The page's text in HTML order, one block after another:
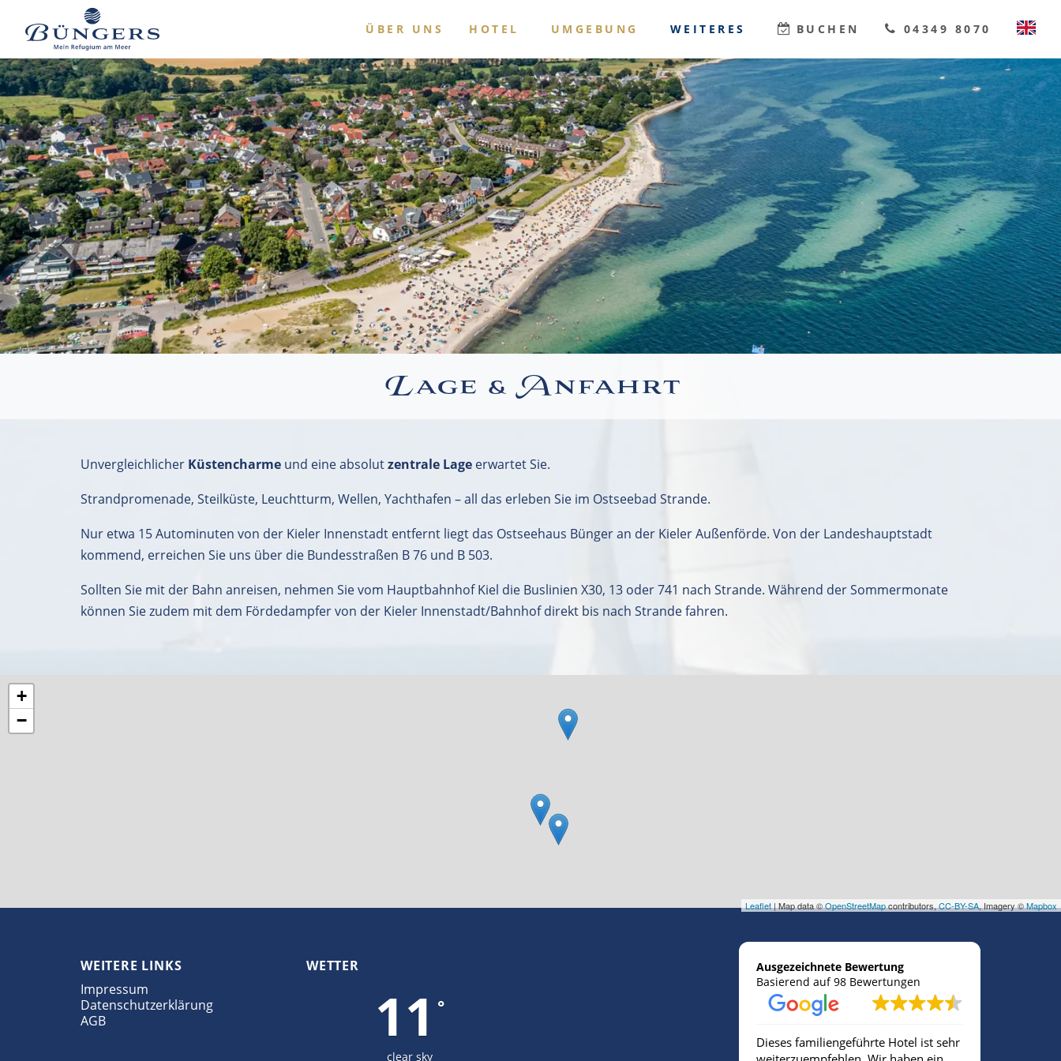
ÜBER UNS HOTEL UMGEBUNG WEITERES BUCHEN 04349 8070
DEUTSCH ENGLISH
Lage & Anfahrt
Unvergleichlicher Küstencharme und eine absolutzentrale Lage erwartet Sie.
Strandpromenade, Steilküste, Leuchtturm, Wellen, Yachthafen – all das erleben Sie im Ostseebad Strande.
Nur etwa 15 Autominuten von der Kieler Innenstadt entfernt liegt das Ostseehaus Bünger an der Kieler Außenförde. Von der Landeshauptstadt
kommend, erreichen Sie uns über die Bundesstraßen B 76 und B 503.
Sollten Sie mit der Bahn anreisen, nehmen Sie vom Hauptbahnhof Kiel die Buslinien X30, 13 oder 741 nach Strande. Während der Sommermonate
können Sie zudem mit dem Fördedampfer von der Kieler Innenstadt/Bahnhof direkt bis nach Strande fahren.
+
−
Leaflet| Map data ©OpenStreetMapcontributors,CC-BY-SA, Imagery ©Mapbox
WEITERE LINKS
Impressum
Datenschutzerklärung
AGB
WETTER
11 °
clear sky
Ausgezeichnete Bewertung
Basierend auf 98 Bewertungen
Dieses familiengeführte Hotel ist sehr